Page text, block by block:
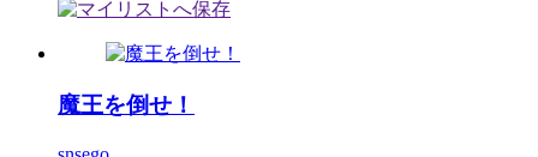
魔王を倒せ！